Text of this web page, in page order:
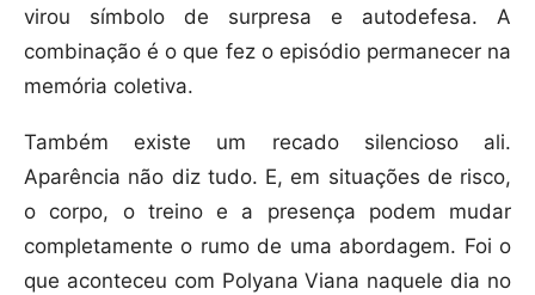
virou símbolo de surpresa e autodefesa. A
combinação é o que fez o episódio permanecer na
memória coletiva.
Também existe um recado silencioso ali.
Aparência não diz tudo. E, em situações de risco,
o corpo, o treino e a presença podem mudar
completamente o rumo de uma abordagem. Foi o
que aconteceu com Polyana Viana naquele dia no